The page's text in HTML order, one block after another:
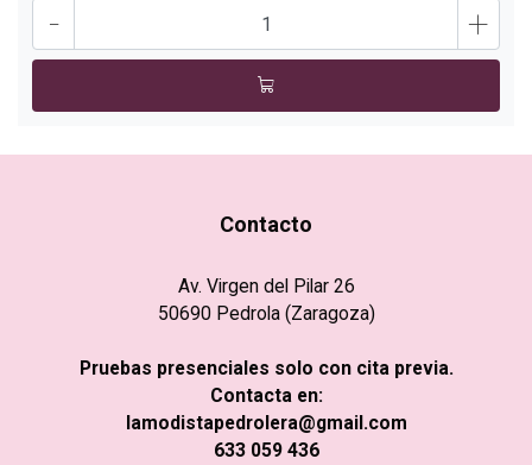
- +
Contacto
Av. Virgen del Pilar 26
50690 Pedrola (Zaragoza)
Pruebas presenciales solo con cita previa.
Contacta en:
lamodistapedrolera@gmail.com
633 059 436